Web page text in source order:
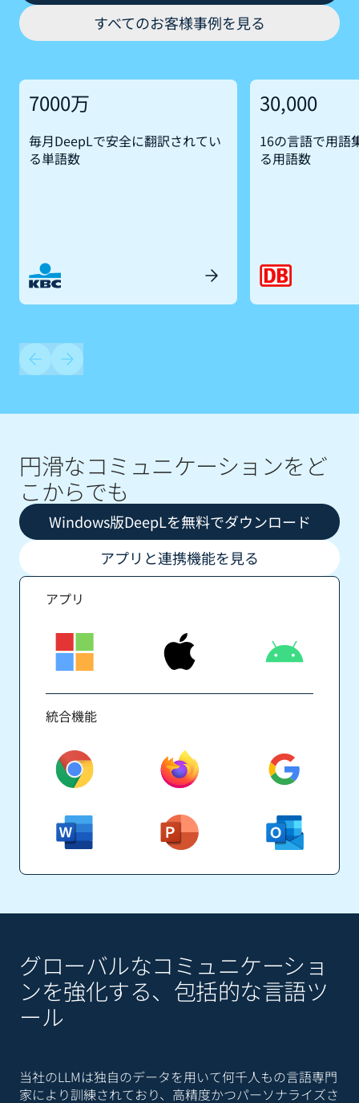
すべてのお客様事例を見る
7000万
毎月DeepLで安全に翻訳されてい
る単語数
30,000
16の言語で用語
る用語数
グローバルなコミュニケーショ
ンを強化する、包括的な言語ツ
ール
当社のLLMは独自のデータを用いて何千人もの言語専門
家により訓練されており、高精度かつパーソナライズさ
円滑なコミュニケーションをど
こからでも
アプリ
統合機能
Windows版DeepLを無料でダウンロード
アプリと連携機能を見る